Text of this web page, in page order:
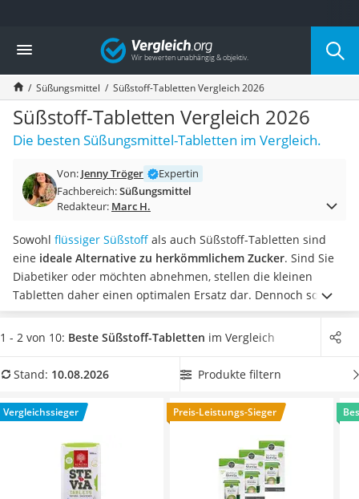
Die beliebtesten Vergleiche nach Kategorie
Lebensmittel
Schwarzkümmelöl
Knäckebrot
Schwarzkümmelöl-Kapseln
Manukahonig
Eiklar
Balsamico-Essig
Schwarzkümmelöl bio
Honig
Gemüsebrühe
Eiskaffee-Pulver
Irischer Whiskey
Grapefruitkernextrakt
Matcha-Set
MCT-Öl
Erythrit
Müsli ohne Zuckerzusatz
Vergleich
Süßungsmittel Süßstoff-Tabletten Vergleich 2026
Süßstoff-Tabletten Vergleich 2026
Die besten Süßungsmittel-Tabletten im Vergleich.
Von: Jenny Tröger
Expertin
Fachbereich:Süßungsmittel
Redakteur: Marc H.
Sowohl flüssiger Süßstoff als auch Süßstoff-Tabletten sind
eine ideale Alternative zu herkömmlichem Zucker. Sind Sie
Diabetiker oder möchten abnehmen, stellen die kleinen
Tabletten daher einen optimalen Ersatz dar. Dennoch sollten
Sie auf Empfehlung diverser Online-Test das Süßungsmittel
mit Vorsicht dosieren. Wie so oft gilt auch hier: unbedingt in
Produkttabellekalorienarme Süßstoff-Tabletten, um Ihren
können. Überzeugt hat uns hier im August 2026 besonders
das ModellAlmitas Stevia Tabs* mit seinen Eigenschaften.
1 - 2 von 10: Beste Süßstoff-Tabletten im Vergleich
Stand: 10.08.2026 Produkte filtern
Vergleichssieger Preis-Leistungs-Sieger